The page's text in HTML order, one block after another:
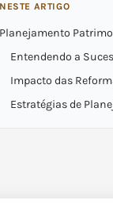
NESTE ARTIGO
Planejamento
Entendendo a
Impacto das
Estratégias de